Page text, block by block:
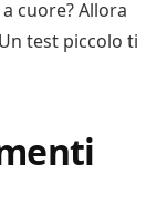
cuore? Allora
test piccolo ti